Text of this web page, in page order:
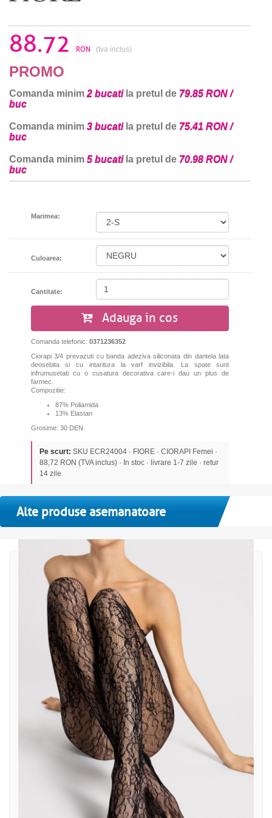
88.72 RON (tva inclus)
PROMO
Comanda minim 2 bucatila pretul de 79.85 RON /
buc
Comanda minim 3 bucatila pretul de 75.41 RON /
buc
Comanda minim 5 bucatila pretul de 70.98 RON /
buc
Marimea:
Culoarea:
Cantitate:
Adauga in cos
Comanda telefonic: 0371236352
Ciorapi 3/4 prevazuti cu banda adeziva siliconata din dantela lata
deosebita si cu intaritura la varf invizibila. La spate sunt
infrumusetati cu o cusatura decorativa care-i dau un plus de
farmec.
Compozitie:
87% Poliamida
13% Elastan
Grosime: 30 DEN
Pe scurt: SKU ECR24004 · FIORE · CIORAPI Femei ·
88,72 RON (TVA inclus) · In stoc · livrare 1-7 zile · retur
14 zile
Alte produse asemanatoare